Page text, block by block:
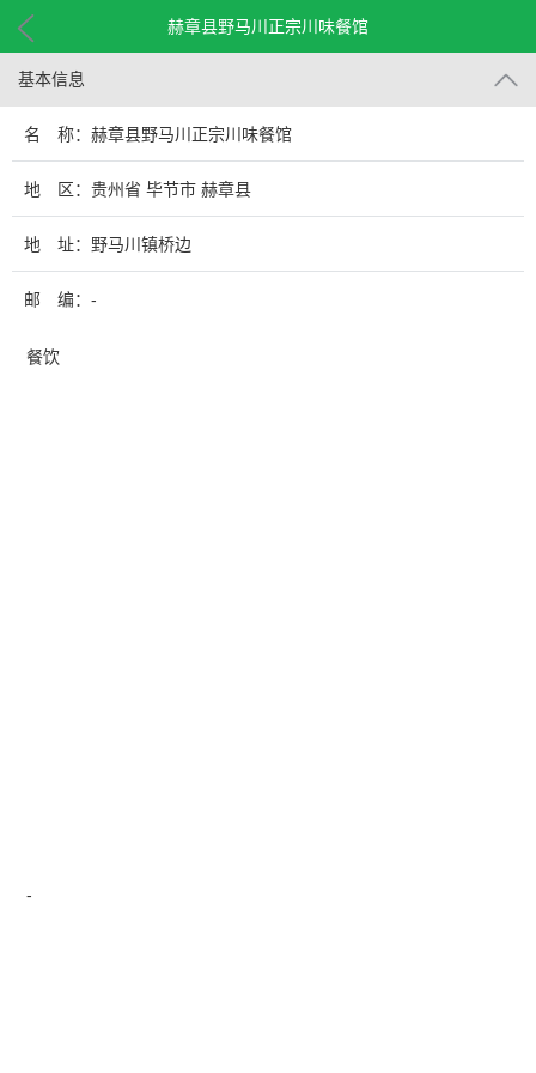
赫章县野马川正宗川味餐馆
基本信息
名 称：赫章县野马川正宗川味餐馆
地 区：贵州省 毕节市 赫章县
地 址：野马川镇桥边
邮 编：-
餐饮
-